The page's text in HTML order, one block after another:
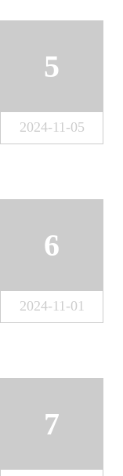
5
2024-11-05
6
2024-11-01
7